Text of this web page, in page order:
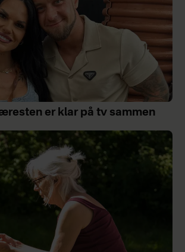
er klar på tv sammen